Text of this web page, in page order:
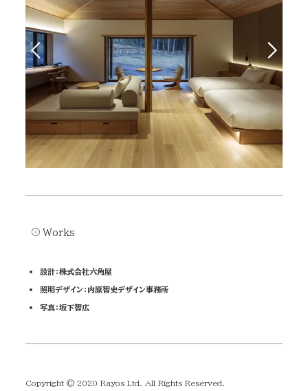
Works
設計：株式会社六角屋
照明デザイン：内原智史デザイン事務所
写真：坂下智広
Copyright © 2020 Rayos Ltd. All Rights Reserved.